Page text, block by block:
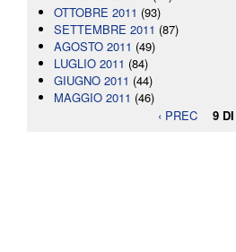
OTTOBRE 2011 (93)
SETTEMBRE 2011 (87)
AGOSTO 2011 (49)
LUGLIO 2011 (84)
GIUGNO 2011 (44)
MAGGIO 2011 (46)
‹ PREC
9